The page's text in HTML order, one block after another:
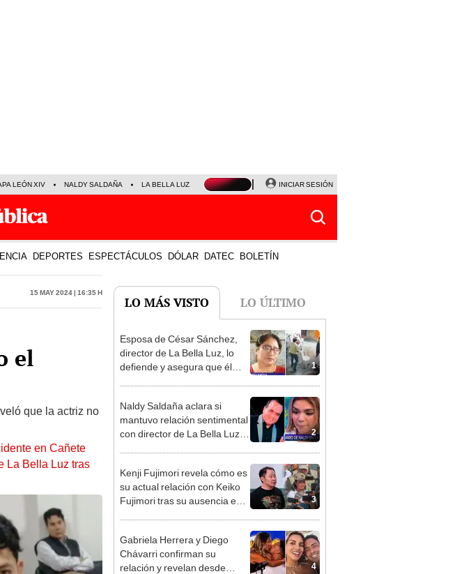
LEÓN XIV NALDY SALDAÑA LA BELLA LUZ MAGALY MEDINA SINUANO RESULTADOS HOY
INICIAR SESIÓN
DEPORTES ESPECTÁCULOS DÓLAR DATEC BOLETÍN
15 May 2024 | 16:35 h
el
que la actriz no
en Cañete
La Bella Luz tras
LO MÁS VISTO LO ÚLTIMO
1
Esposa de César Sánchez,
director de La Bella Luz, lo
defiende y asegura que él
dos años"
2
Naldy Saldaña aclara si
mantuvo relación sentimental
con director de La Bella Luz
bajo”
3
Kenji Fujimori revela cómo es
su actual relación con Keiko
Fujimori tras su ausencia en
4
Gabriela Herrera y Diego
Chávarri confirman su
relación y revelan desde